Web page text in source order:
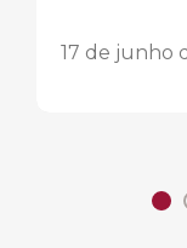
17 de junho